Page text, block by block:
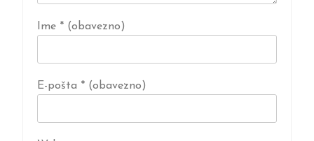
Ime * (obavezno)
E-pošta * (obavezno)